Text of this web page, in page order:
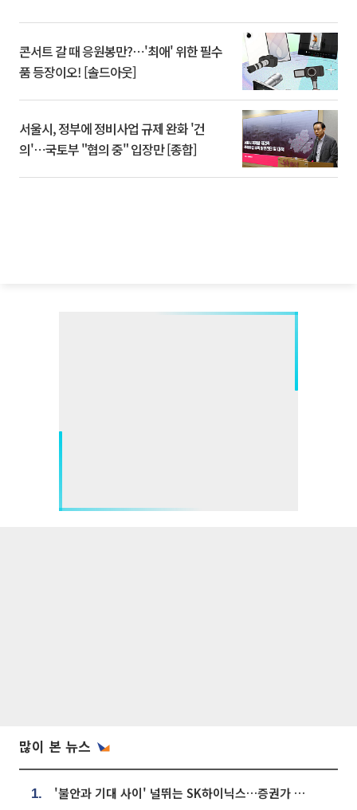
콘서트 갈 때 응원봉만?⋯'최애' 위한 필수
품 등장이오! [솔드아웃]
서울시, 정부에 정비사업 규제 완화 '건
의'⋯국토부 "협의 중" 입장만 [종합]
많이 본 뉴스
1. '불안과 기대 사이' 널뛰는 SK하이닉스…증권가 "HBM4·LTA 기반 펀터멘털 견고"